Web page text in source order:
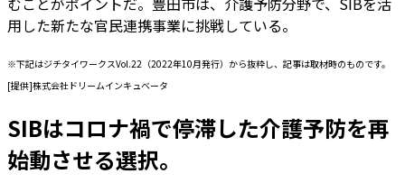
用した新たな官民連携事業に挑戦している。
※下記はジチタイワークスVol.22（2022年10月発行）から抜粋し、記事は取材時のものです。
[提供]株式会社ドリームインキュベータ
SIBはコロナ禍で停滞した介護予防を再
始動させる選択。